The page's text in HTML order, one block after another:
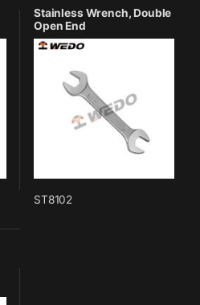
Stainless Wrench, Double
Open End
ST8102